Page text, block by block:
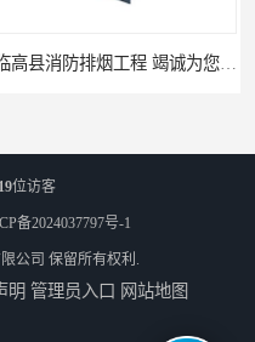
您服务
位访客
备2024037797号-1
公司 保留所有权利.
明 管理员入口 网站地图